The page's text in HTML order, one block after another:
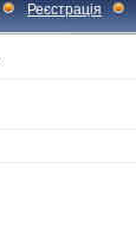
Реєстрація